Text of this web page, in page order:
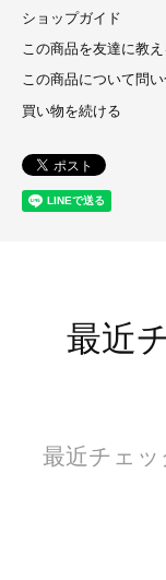
ショップガイド
この商品を友達に教え
この商品について問
買い物を続ける
最近
最近チェ